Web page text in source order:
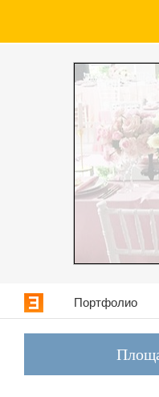
Портфолио